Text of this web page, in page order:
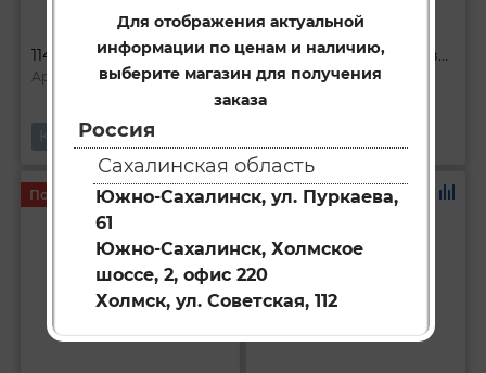
Для отображения актуальной
информации по ценам и наличию,
выберите магазин для получения
заказа
Россия
Сахалинская область
Южно-Сахалинск, ул. Пуркаева,
61
Южно-Сахалинск, Холмское
шоссе, 2, офис 220
Холмск, ул. Советская, 112
114310 Насадка торцевая 1l4DR с вставкой-битой TORX T10
Артикул: 114310
Купить
114320 Насадка торцевая 1l4DR с вставкой-битой TORX T20
Артикул:114320
Под заказ Под заказ